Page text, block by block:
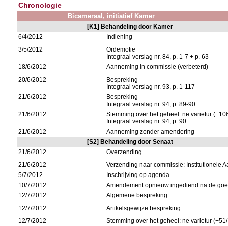
Chronologie
Bicameraal, initiatief Kamer
[K1] Behandeling door Kamer
6/4/2012
Indiening
3/5/2012
Ordemotie
Integraal verslag nr. 84, p. 1-7 + p. 63
18/6/2012
Aanneming in commissie (verbeterd)
20/6/2012
Bespreking
Integraal verslag nr. 93, p. 1-117
21/6/2012
Bespreking
Integraal verslag nr. 94, p. 89-90
21/6/2012
Stemming over het geheel: ne varietur
Integraal verslag nr. 94, p. 90
21/6/2012
Aanneming zonder amendering
[S2] Behandeling door Senaat
21/6/2012
Overzending
21/6/2012
Verzending naar commissie: Institutionele
5/7/2012
Inschrijving op agenda
10/7/2012
Amendement opnieuw ingediend na de
12/7/2012
Algemene bespreking
12/7/2012
Artikelsgewijze bespreking
12/7/2012
Stemming over het geheel: ne varietur